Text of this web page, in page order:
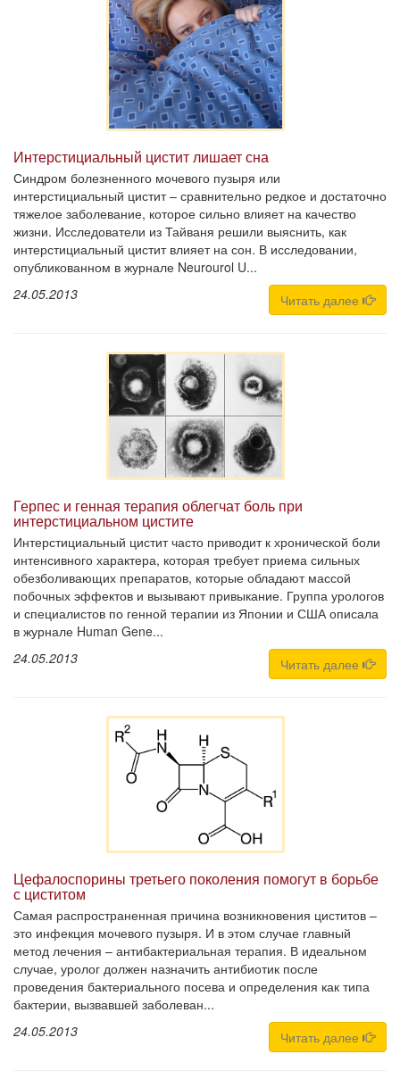
Интерстициальный цистит лишает сна
Синдром болезненного мочевого пузыря или
интерстициальный цистит – сравнительно редкое и достаточно
тяжелое заболевание, которое сильно влияет на качество
жизни. Исследователи из Тайваня решили выяснить, как
интерстициальный цистит влияет на сон. В исследовании,
опубликованном в журнале Neurourol U...
24.05.2013
Читать далее
Герпес и генная терапия облегчат боль при
интерстициальном цистите
Интерстициальный цистит часто приводит к хронической боли
интенсивного характера, которая требует приема сильных
обезболивающих препаратов, которые обладают массой
побочных эффектов и вызывают привыкание. Группа урологов
и специалистов по генной терапии из Японии и США описала
в журнале Human Gene...
24.05.2013
Читать далее
Цефалоспорины третьего поколения помогут в борьбе
с циститом
Самая распространенная причина возникновения циститов –
это инфекция мочевого пузыря. И в этом случае главный
метод лечения – антибактериальная терапия. В идеальном
случае, уролог должен назначить антибиотик после
проведения бактериального посева и определения как типа
бактерии, вызвавшей заболеван...
24.05.2013
Читать далее